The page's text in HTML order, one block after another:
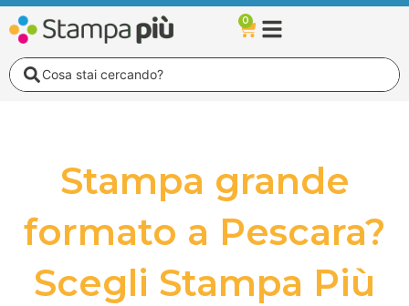
0
Carrello
Search
Stampa grande
formato a Pescara?
Scegli Stampa Più